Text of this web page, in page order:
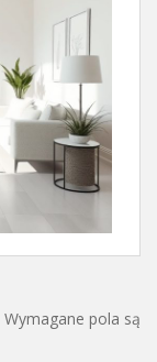
Wymagane pola są